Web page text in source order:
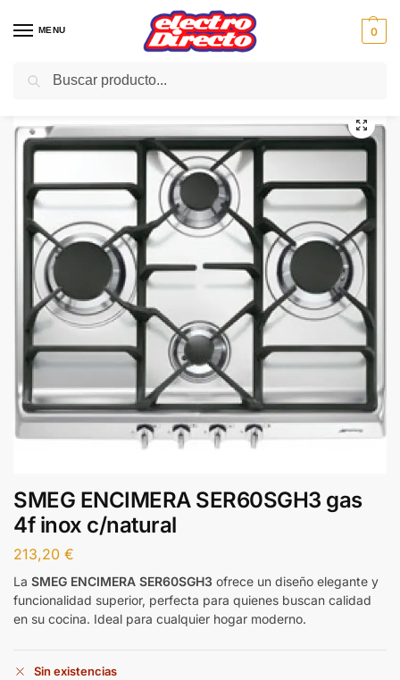
MENU 0
Inicio Gama blanca Encimeras
SMEG ENCIMERA SER60SGH3 gas
4f inox c/natural
213,20 €
La SMEG ENCIMERA SER60SGH3 ofrece un diseño elegante y
funcionalidad superior, perfecta para quienes buscan calidad
en su cocina. Ideal para cualquier hogar moderno.
Sin existencias